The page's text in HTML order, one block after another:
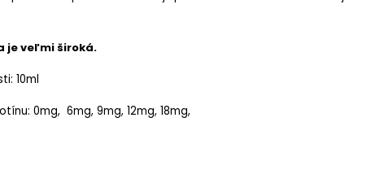
je veľmi široká.
10ml
0mg, 6mg, 9mg, 12mg, 18mg,